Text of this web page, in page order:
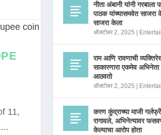
11,
नीता अंबानी यांनी गरबाला
पाठक यांच्यासमवेत साजरा
साजरा केला
ऑक्टोबर 2, 2025
राम आणि रावणाची
साकारणारा एकमेव
आठवतो
ऑक्टोबर 2, 2025
करण कुंद्राच्या माजी
रागावले, अभिनेत्यावर
केल्याचा आरोप होता